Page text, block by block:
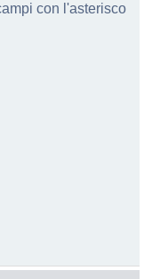
con l'asterisco